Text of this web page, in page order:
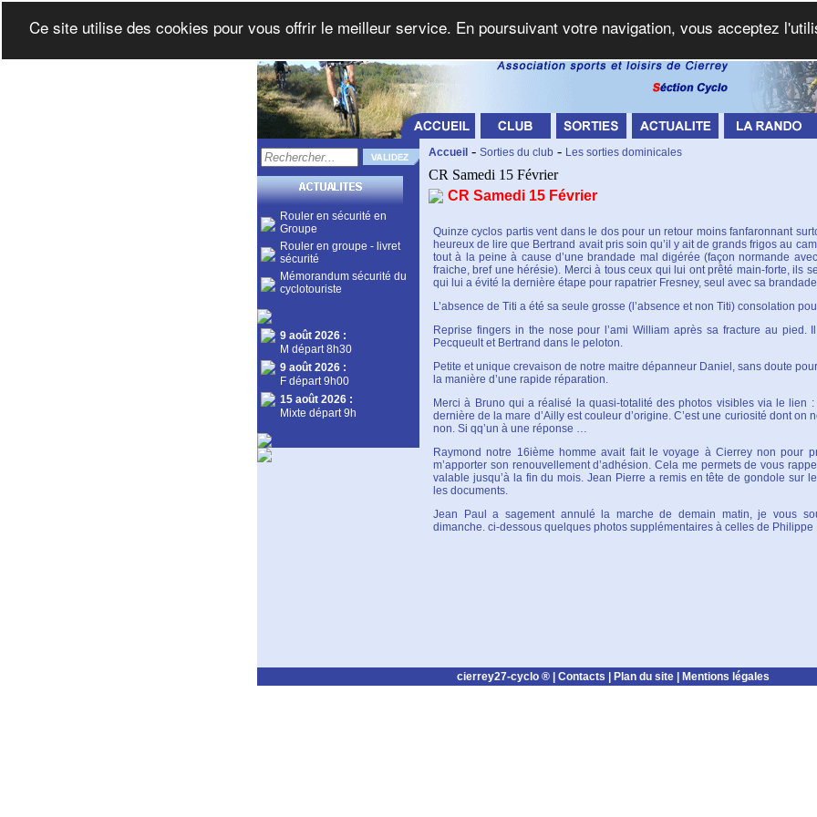
Rouler en sécurité en
Groupe
Rouler en groupe - livret
sécurité
Mémorandum sécurité du
cyclotouriste
9 août 2026 :
M départ 8h30
9 août 2026 :
F départ 9h00
15 août 2026 :
Mixte départ 9h
Accueil - Sorties du club - Les sorties dominicales
CR Samedi 15 Février
CR Samedi 15 Février
Quinze cyclos partis vent dans le dos pour un retour moins fanfaronnant
heureux de lire que Bertrand avait pris soin qu’il y ait de grands frigos au
tout à la peine à cause d’une brandade mal digérée (façon normande
fraiche, bref une hérésie). Merci à tous ceux qui lui ont prêté main-forte, ils
qui lui a évité la dernière étape pour rapatrier Fresney, seul avec sa
L’absence de Titi a été sa seule grosse (l’absence et non Titi) consolation
Reprise fingers in the nose pour l’ami William après sa fracture au pied.
Pecqueult et Bertrand dans le peloton.
Petite et unique crevaison de notre maitre dépanneur Daniel, sans doute
la manière d’une rapide réparation.
Merci à Bruno qui a réalisé la quasi-totalité des photos visibles via le lien :
dernière de la mare d’Ailly est couleur d’origine. C’est une curiosité dont on
non. Si qq’un à une réponse …
Raymond notre 16ième homme avait fait le voyage à Cierrey non pour
m’apporter son renouvellement d’adhésion. Cela me permets de vous
valable jusqu’à la fin du mois. Jean Pierre a remis en tête de gondole sur
les documents.
Jean Paul a sagement annulé la marche de demain matin, je vous
dimanche. ci-dessous quelques photos supplémentaires à celles de Philippe
cierrey27-cyclo ® | Contacts Plan du site Mentions légales
Ce site utilise des cookies pour vous offrir le meilleur service. En poursuivant votre navigation, vous acceptez